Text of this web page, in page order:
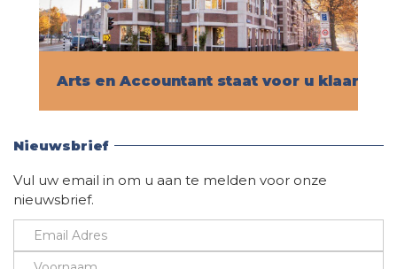
Arts en Accountant staat voor u klaar!
Nieuwsbrief
Vul uw email in om u aan te melden voor onze
nieuwsbrief.